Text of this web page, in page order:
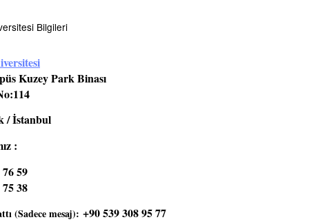
Bilgileri
Kuzey Park Binası
/ İstanbul
:
59
38
(Sadece mesaj): +90 539 308 95 77